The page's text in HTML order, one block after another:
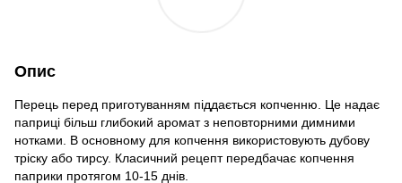
Опис
Перець перед приготуванням піддається копченню. Це надає
паприці більш глибокий аромат з неповторними димними
нотками. В основному для копчення використовують дубову
тріску або тирсу. Класичний рецепт передбачає копчення
паприки протягом 10-15 днів.